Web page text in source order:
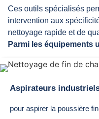
Ces outils spécialisés
intervention aux
nettoyage rapide et de
Parmi les équipements
Aspirateurs
pour aspirer la poussière